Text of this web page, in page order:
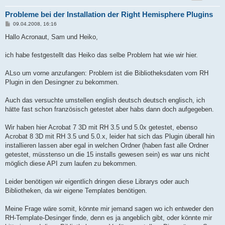
Probleme bei der Installation der Right Hemisphere Plugins
B
i
a
09.04.2008, 16:16
Hallo Acronaut, Sam und Heiko,
ich habe festgestellt das Heiko das selbe Problem hat wie wir hier.
ALso um vorne anzufangen: Problem ist die Bibliotheksdaten vom RH
Plugin in den Desingner zu bekommen.
Auch das versuchte umstellen english deutsch deutsch englisch, ich
hätte fast schon französisch getestet aber habs dann doch aufgegeben.
Wir haben hier Acrobat 7 3D mit RH 3.5 und 5.0x getestet, ebenso
Acrobat 8 3D mit RH 3.5 und 5.0.x, leider hat sich das Plugin überall hin
installieren lassen aber egal in welchen Ordner (haben fast alle Ordner
getestet, müsstenso un die 15 installs gewesen sein) es war uns nicht
möglich diese API zum laufen zu bekommen.
Leider benötigen wir eigentlich dringen diese Librarys oder auch
Bibliotheken, da wir eigene Templates benötigen.
Meine Frage wäre somit, könnte mir jemand sagen wo ich entweder den
RH-Template-Desinger finde, denn es ja angeblich gibt, oder könnte mir